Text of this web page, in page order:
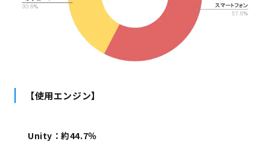
【使用エンジン】
Unity：約44.7％